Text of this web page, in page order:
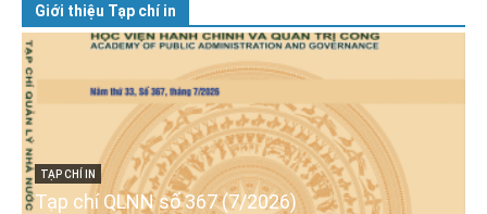
Giới thiệu Tạp chí in
TẠP CHÍ IN
Tạp chí QLNN số 367 (7/2026)